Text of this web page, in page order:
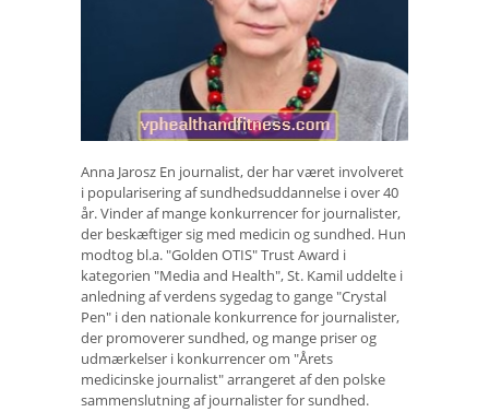
Anna Jarosz En journalist, der har været involveret
i popularisering af sundhedsuddannelse i over 40
år. Vinder af mange konkurrencer for journalister,
der beskæftiger sig med medicin og sundhed. Hun
modtog bl.a. "Golden OTIS" Trust Award i
kategorien "Media and Health", St. Kamil uddelte i
anledning af verdens sygedag to gange "Crystal
Pen" i den nationale konkurrence for journalister,
der promoverer sundhed, og mange priser og
udmærkelser i konkurrencer om "Årets
medicinske journalist" arrangeret af den polske
sammenslutning af journalister for sundhed.